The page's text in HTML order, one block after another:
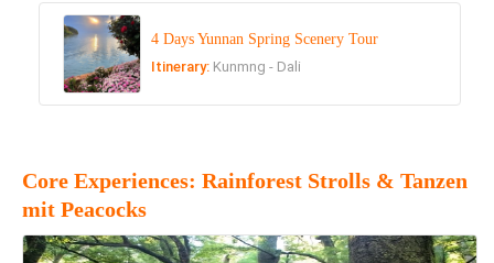
4 Days Yunnan Spring Scenery Tour
Itinerary: Kunmng - Dali
Core Experiences: Rainforest Strolls & Tanzen
mit Peacocks